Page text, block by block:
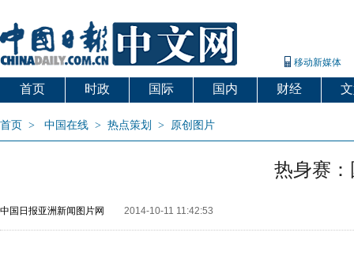
移动新媒体
首页 时政 国际 国内 财经
首页 > 中国在线 > 热点策划 > 原创图片
热身赛
中国日报亚洲新闻图片网 2014-10-11 11:42:53